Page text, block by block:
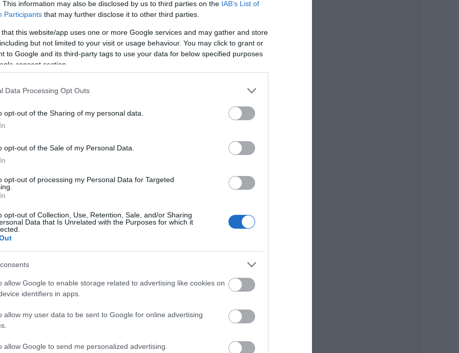
This information may also be disclosed by us to third parties on the IAB’s List of
Participants that may further disclose it to other third parties.
that this website/app uses one or more Google services and may gather and store
but not limited to your visit or usage behaviour. You may click to grant or
to Google and its third-party tags to use your data for below specified purposes
consent section.
Data Processing Opt Outs
opt-out of the Sharing of my personal data.
opt-out of the Sale of my Personal Data.
opt-out of processing my Personal Data for Targeted
opt-out of Collection, Use, Retention, Sale, and/or Sharing
Data that Is Unrelated with the Purposes for which it
allow Google to enable storage related to advertising like cookies on
identifiers in apps.
allow my user data to be sent to Google for online advertising
allow Google to send me personalized advertising.
teljes egészét ingyenessé kell tenni a felhasználók
eseményei 2000. március 27-től:
megnyitása.
valamint több szinész és rendező, látványtervező,
való együttműködés kezdete.
újságíró, fotós, színésznő, rendező csatlakozása.
a Színházi Portált sajtófigyeléseivel.
el való együttműködés kezdete.
kezdi a Színházi Portálból származó információkat.
esetben földobják a szinhaz.hu oldalait. A tematikus
mérése.
elkészítése.
színész, színésznő színiiskola csatlakozása.